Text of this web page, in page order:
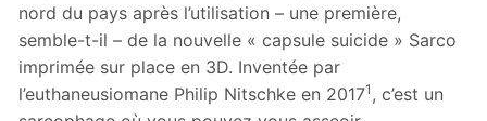
nord du pays après l’utilisation – une première,
semble-t-il – de la nouvelle « capsule suicide » Sarco
imprimée sur place en 3D. Inventée par
l’euthaneusiomane Philip Nitschke en 20171 , c’est un